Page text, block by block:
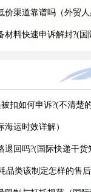
渠道靠谱吗（外贸人
材料快速申诉解封?(
一定会被海关扣留吗
错，会带来什么麻烦
罚款比例是多少（外
些罚款与滞留后果?(
何降低扣关概率?(国际
应急处理（国际空运
扣如何申诉?(不清楚
运时效详解）
退回吗?(国际快递干货
品类该制定怎样的售